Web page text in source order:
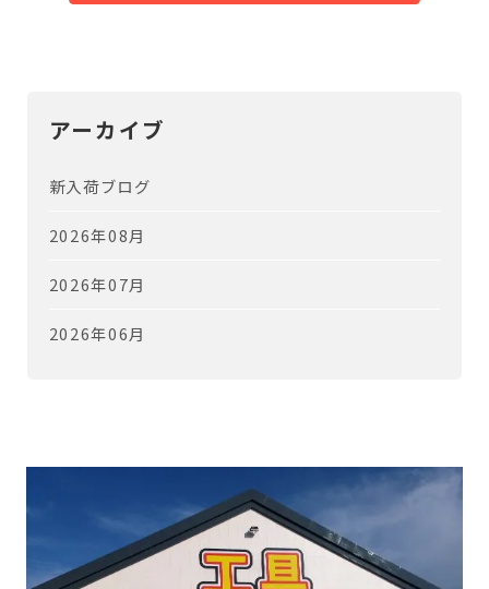
アーカイブ
新入荷ブログ
2026年08月
2026年07月
2026年06月